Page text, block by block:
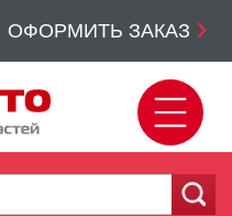
ОФОРМИТЬ ЗАКАЗ